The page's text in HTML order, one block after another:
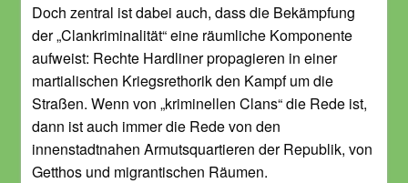
Doch zentral ist dabei auch, dass die Bekämpfung
der „Clankriminalität“ eine räumliche Komponente
aufweist: Rechte Hardliner propagieren in einer
martialischen Kriegsrethorik den Kampf um die
Straßen. Wenn von „kriminellen Clans“ die Rede ist,
dann ist auch immer die Rede von den
innenstadtnahen Armutsquartieren der Republik, von
Getthos und migrantischen Räumen.